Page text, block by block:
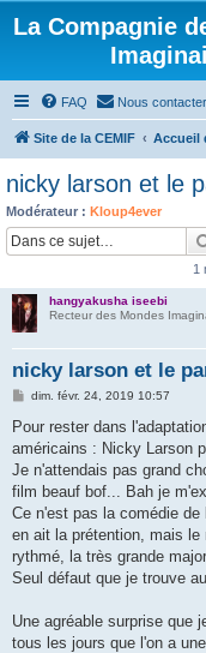
La Compagnie
FAQ Nous contacter
Site de la CEMIF Accueil
nicky larson et le
Modérateur : Kloup4ever
1
hangyakusha iseebi
Recteur des Mondes
nicky larson et le
M
s
a
g
dim. févr. 24, 2019 10:57
Pour rester dans
américains : Nicky Larson
Je n'attendais pas grand
film beauf bof... Bah je
Ce n'est pas la comédie
en ait la prétention, mais le
rythmé, la très grande
Seul défaut que je trouve
Une agréable surprise que
tous les jours que l'on a